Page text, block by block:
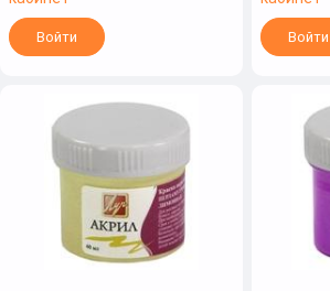
Войти Войти